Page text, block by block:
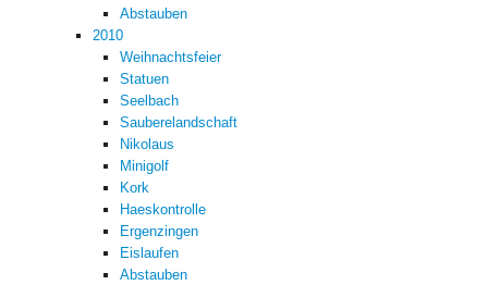
Abstauben
2010
Weihnachtsfeier
Statuen
Seelbach
Sauberelandschaft
Nikolaus
Minigolf
Kork
Haeskontrolle
Ergenzingen
Eislaufen
Abstauben